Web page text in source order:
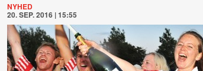
NYHED
20. SEP. 2016 | 15:55